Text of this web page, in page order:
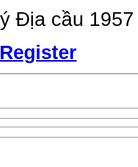
Địa cầu
Register